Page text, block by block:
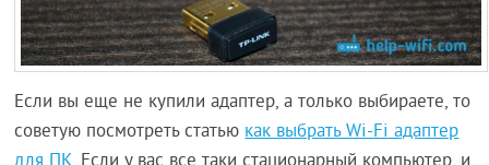
Если вы еще не купили адаптер, а только выбираете, то
советую посмотреть статьюкак выбрать Wi-Fi адаптер